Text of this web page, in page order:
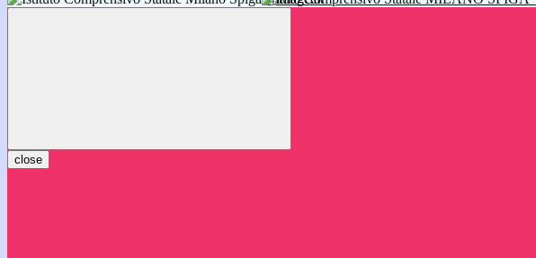
inizieranno il 14 settembre 2026: vi aspettiamo!
close